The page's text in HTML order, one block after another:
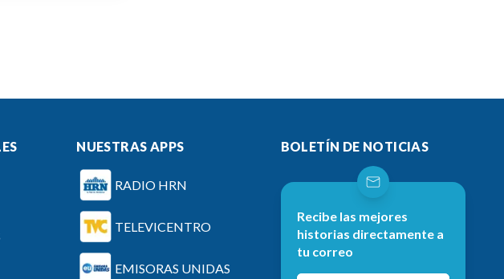
NUESTRAS APPS
RADIO HRN
TELEVICENTRO
EMISORAS UNIDAS
BOLETÍN DE NOTICIAS
Recibe las mejores
historias directamente a
tu correo